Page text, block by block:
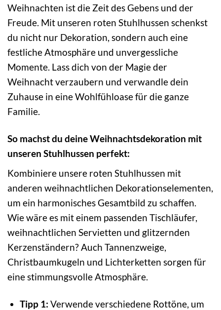
Weihnachten ist die Zeit des Gebens und der
Freude. Mit unseren roten Stuhlhussen schenkst
du nicht nur Dekoration, sondern auch eine
festliche Atmosphäre und unvergessliche
Momente. Lass dich von der Magie der
Weihnacht verzaubern und verwandle dein
Zuhause in eine Wohlfühloase für die ganze
Familie.
So machst du deine Weihnachtsdekoration mit
unseren Stuhlhussen perfekt:
Kombiniere unsere roten Stuhlhussen mit
anderen weihnachtlichen Dekorationselementen,
um ein harmonisches Gesamtbild zu schaffen.
Wie wäre es mit einem passenden Tischläufer,
weihnachtlichen Servietten und glitzernden
Kerzenständern? Auch Tannenzweige,
Christbaumkugeln und Lichterketten sorgen für
eine stimmungsvolle Atmosphäre.
Tipp 1: Verwende verschiedene Rottöne, um